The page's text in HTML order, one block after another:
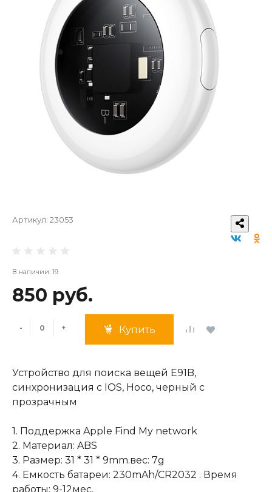
Артикул: 23053
В наличии: 19
850 руб.
- + Купить
Устройство для поиска вещей E91B,
синхронизация с IOS, Носо, черный с
прозрачным
1. Поддержка Apple Find My network
2. Материал: ABS
3. Размер: 31 * 31 * 9mm.вес: 7g
4. Емкость батареи: 230mAh/CR2032 . Время
работы: 9-12мес.